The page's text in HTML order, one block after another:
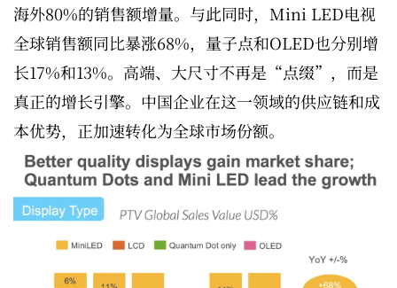
海外80%的销售额增量。与此同时，Mini LED电视
全球销售额同比暴涨68%，量子点和OLED也分别增
长17%和13%。高端、大尺寸不再是“点缀”，而是
真正的增长引擎。中国企业在这一领域的供应链和成
本优势，正加速转化为全球市场份额。